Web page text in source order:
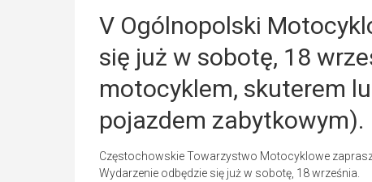
V Ogólnopolski
się już w sobotę, 18
motocyklem, skuterem
pojazdem zabytkowym).
Częstochowskie Towarzystwo Motocyklowe
Wydarzenie odbędzie się już w sobotę, 18 września.